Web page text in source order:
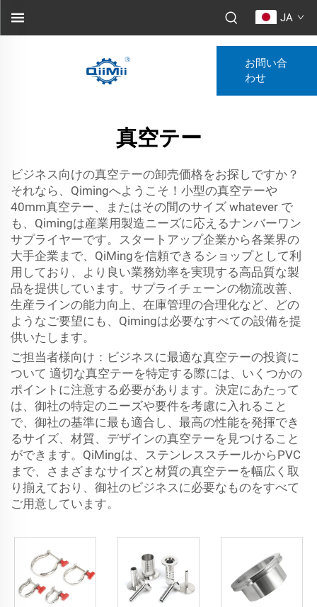
JA
お問い合
わせ
真空テー
ビジネス向けの真空テーの卸売価格をお探しですか？
それなら、Qimingへようこそ！小型の真空テーや
40mm真空テー、またはその間のサイズ whatever で
も、Qimingは産業用製造ニーズに応えるナンバーワン
サプライヤーです。スタートアップ企業から各業界の
大手企業まで、QiMingを信頼できるショップとして利
用しており、より良い業務効率を実現する高品質な製
品を提供しています。サプライチェーンの物流改善、
生産ラインの能力向上、在庫管理の合理化など、どの
ようなご要望にも、Qimingは必要なすべての設備を提
供いたします。
ご担当者様向け：ビジネスに最適な真空テーの投資に
ついて 適切な真空テーを特定する際には、いくつかの
ポイントに注意する必要があります。決定にあたって
は、御社の特定のニーズや要件を考慮に入れること
で、御社の基準に最も適合し、最高の性能を発揮でき
るサイズ、材質、デザインの真空テーを見つけること
ができます。QiMingは、ステンレススチールからPVC
まで、さまざまなサイズと材質の真空テーを幅広く取
り揃えており、御社のビジネスに必要なものをすべて
ご用意しています。